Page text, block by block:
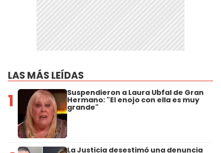
LAS MÁS LEÍDAS
1 Suspendieron a Laura Ubfal de Gran
Hermano: "El enojo con ella es muy
grande"
La Justicia desestimó una denuncia